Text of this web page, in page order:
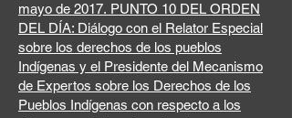
mayo de 2017. PUNTO 10 DEL ORDEN
DEL DÍA: Diálogo con el Relator Especial
sobre los derechos de los pueblos
Indígenas y el Presidente del Mecanismo
de Expertos sobre los Derechos de los
Pueblos Indígenas con respecto a los